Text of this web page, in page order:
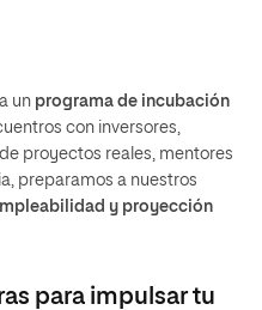
un programa de incubación
con inversores,
proyectos reales, mentores
preparamos a nuestros
y proyección
para impulsar tu